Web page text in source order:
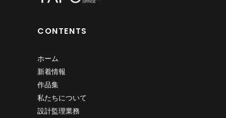
CONTENTS
ホーム
新着情報
作品集
私たちについて
設計監理業務